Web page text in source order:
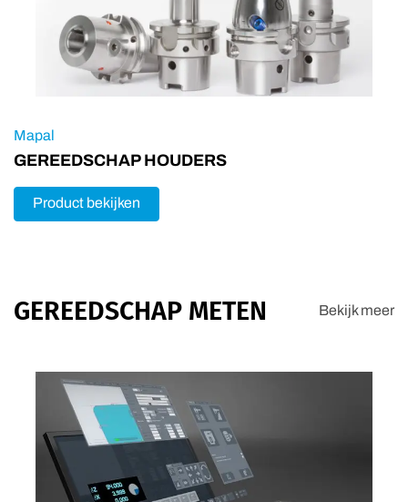
Mapal
GEREEDSCHAP HOUDERS
Product bekijken
GEREEDSCHAP METEN Bekijk meer